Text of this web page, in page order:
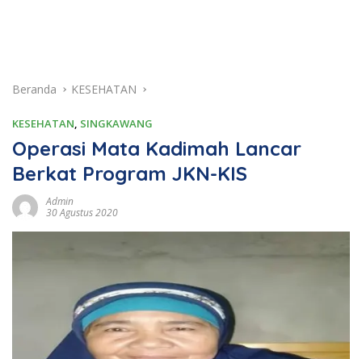
Beranda KESEHATAN
KESEHATAN, SINGKAWANG
Operasi Mata Kadimah Lancar
Berkat Program JKN-KIS
Admin
30 Agustus 2020